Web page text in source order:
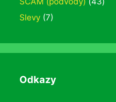
Slevy (7)
Odkazy